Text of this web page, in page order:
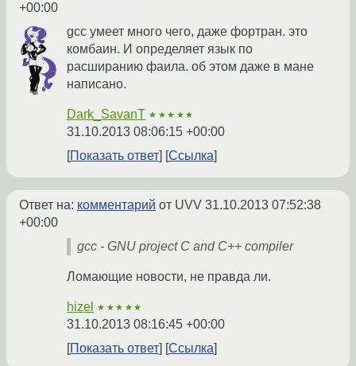
+00:00
gcc умеет много чего, даже фортран. это
комбаин. И определяет язык по
расширанию фаила. об этом даже в мане
написано.
Dark_SavanT ★★★★★
31.10.2013 08:06:15 +00:00
Показать ответ
Ссылка
Ответ на: комментарий от UVV 31.10.2013 07:52:38
+00:00
gcc - GNU project C and C++ compiler
Ломающие новости, не правда ли.
hizel ★★★★★
31.10.2013 08:16:45 +00:00
Показать ответ
Ссылка